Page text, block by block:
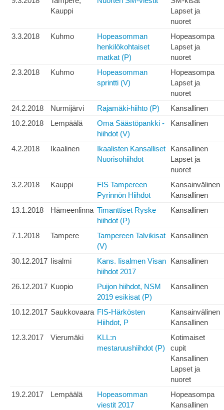
Kauppi
Lapset ja
nuoret
3.3.2018
Kuhmo
Hopeasomman
henkilökohtaiset
matkat (P)
Hopeasompa
Lapset ja
nuoret
2.3.2018
Kuhmo
Hopeasomman
sprintti (V)
Hopeasompa
Lapset ja
nuoret
24.2.2018
Nurmijärvi Rajamäki-hiihto (P)
Kansallinen
10.2.2018
Lempäälä
Oma Säästöpankki -
hiihdot (V)
Kansallinen
4.2.2018 Ikaalinen
Ikaalisten Kansalliset
Nuorisohiihdot
Kansallinen
Lapset ja
nuoret
3.2.2018
Kauppi
FIS Tampereen
Pyrinnön Hiihdot
Kansainvälinen
Kansallinen
13.1.2018
Hämeenlinna Timanttiset Ryske
hiihdot (P)
Kansallinen
7.1.2018 Tampere
Tampereen Talvikisat
(V)
Kansallinen
30.12.2017 Iisalmi
Kans. Iisalmen Visan
hiihdot 2017
Kansallinen
26.12.2017 Kuopio
Puijon hiihdot, NSM
2019 esikisat (P)
Kansallinen
10.12.2017 Saukkovaara FIS-Härkösten
Hiihdot, P
Kansainvälinen
Kansallinen
12.3.2017
Vierumäki
KLL:n
mestaruushiihdot (P)
Kotimaiset
cupit
Kansallinen
Lapset ja
nuoret
19.2.2017
Lempäälä
Hopeasomman
viestit 2017
Hopeasompa
Kansallinen